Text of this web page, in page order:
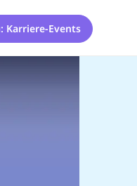
Karriere-Events